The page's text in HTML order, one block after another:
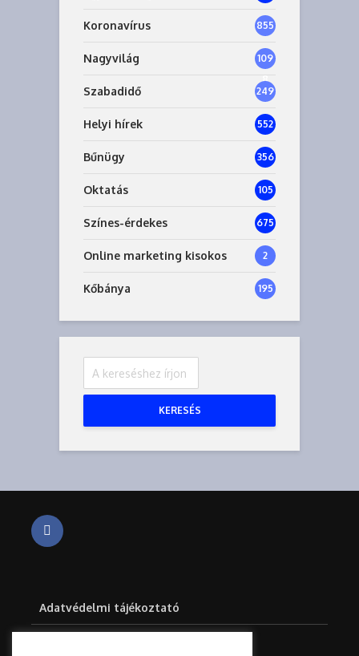
Koronavírus 855
Nagyvilág
109
8
Szabadidő 249
Helyi hírek 552
Bűnügy 356
Oktatás 105
Színes-érdekes 675
Online marketing kisokos 2
Kőbánya 195
KERESÉS
Adatvédelmi tájékoztató